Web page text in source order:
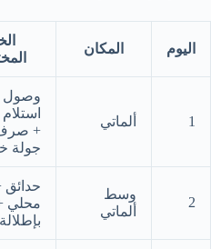
اليوم المكان
1 ألماتي
وصول
+
جولة
2
وسط
ألماتي
محلي
بإطلالة